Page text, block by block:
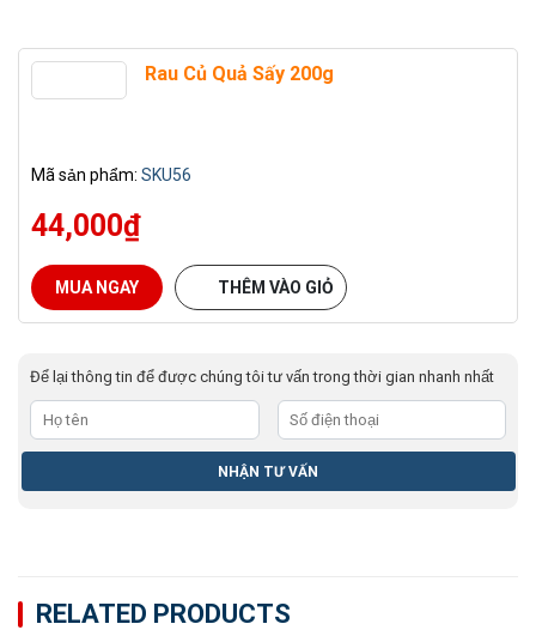
Rau Củ Quả Sấy 200g
Mã sản phẩm: SKU56
44,000₫
MUA NGAY THÊM VÀO GIỎ
Để lại thông tin để được chúng tôi tư vấn trong thời gian nhanh nhất
RELATED PRODUCTS